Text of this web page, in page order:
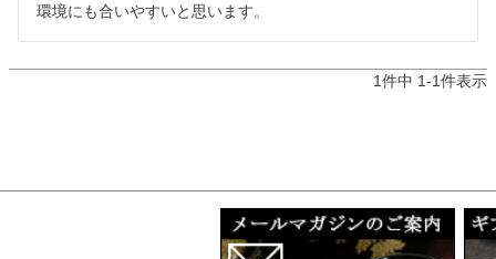
環境にも合いやすいと思います。
1件中 1-1件表示